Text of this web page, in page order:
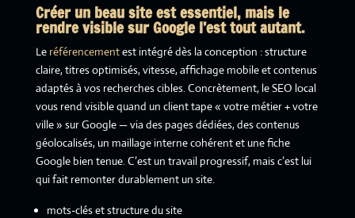
Créer un beau site est essentiel, mais le
rendre visible sur Google l’est tout autant.
Le référencementest intégré dès la conception : structure
claire, titres optimisés, vitesse, affichage mobile et contenus
adaptés à vos recherches cibles. Concrètement, le SEO local
vous rend visible quand un client tape « votre métier + votre
ville » sur Google — via des pages dédiées, des contenus
géolocalisés, un maillage interne cohérent et une fiche
Google bien tenue. C’est un travail progressif, mais c’est lui
qui fait remonter durablement un site.
mots-clés et structure du site